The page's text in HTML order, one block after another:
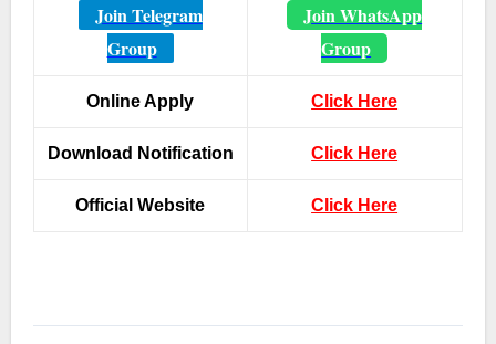
Join Telegram
Group
Join WhatsApp
Group
Online Apply Click Here
Download Notification Click Here
Official Website Click Here